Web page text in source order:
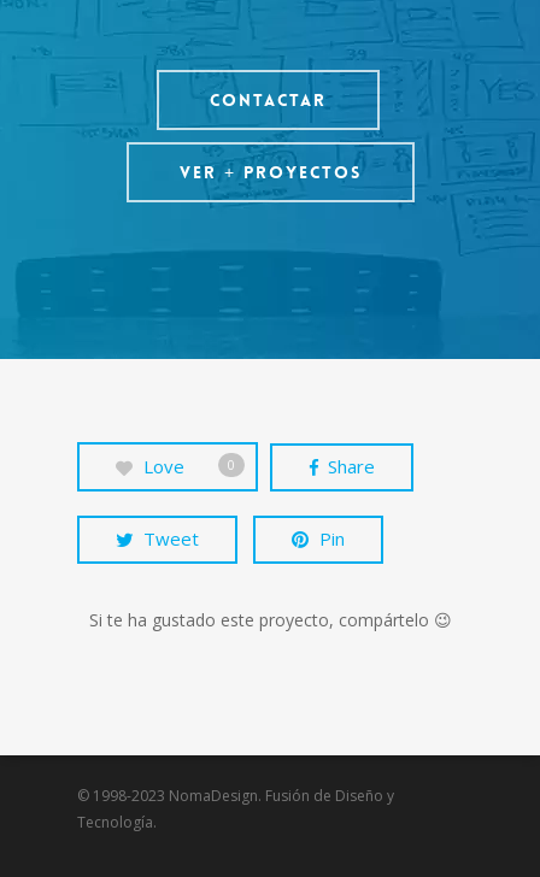
CONTACTAR
VER + PROYECTOS
Love 0 Share
Tweet Pin
Si te ha gustado este proyecto, compártelo 😉
© 1998-2023 NomaDesign. Fusión de Diseño y
Tecnología.